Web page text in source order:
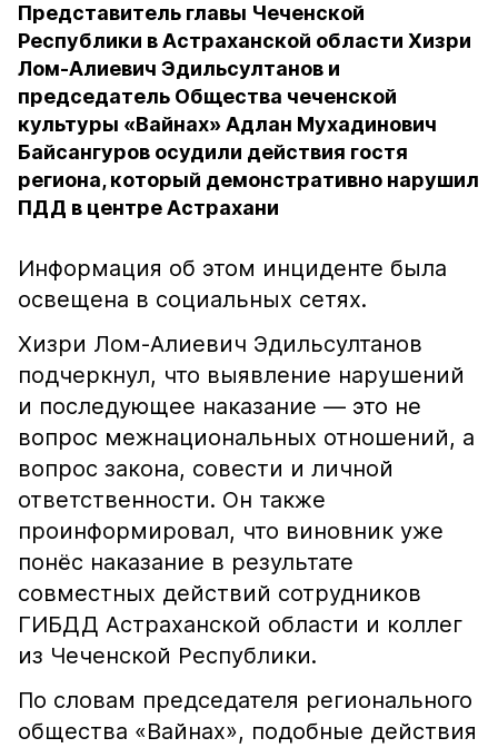
Представитель главы Чеченской
Республики в Астраханской области Хизри
Лом-Алиевич Эдильсултанов и
председатель Общества чеченской
культуры «Вайнах» Адлан Мухадинович
Байсангуров осудили действия гостя
региона, который демонстративно нарушил
ПДД в центре Астрахани
Информация об этом инциденте была
освещена в социальных сетях.
Хизри Лом-Алиевич Эдильсултанов
подчеркнул, что выявление нарушений
и последующее наказание — это не
вопрос межнациональных отношений, а
вопрос закона, совести и личной
ответственности. Он также
проинформировал, что виновник уже
понёс наказание в результате
совместных действий сотрудников
ГИБДД Астраханской области и коллег
из Чеченской Республики.
По словам председателя регионального
общества «Вайнах», подобные действия